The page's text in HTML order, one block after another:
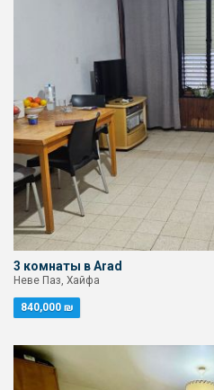
3 комнаты в Arad
Неве Паз, Хайфа
840,000 ₪